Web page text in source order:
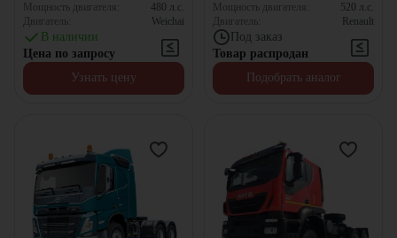
Мощность двигателя:
480 л.с.
Двигатель:
Weichai
В наличии
Цена по запросу
Узнать цену
Мощность двигателя:
520 л.с.
Двигатель:
Renault
Под заказ
Товар распродан
Подобрать аналог